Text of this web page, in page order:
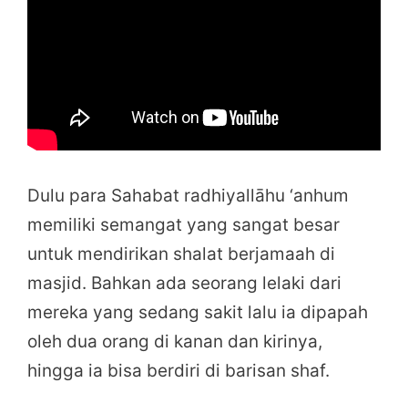
Dulu para Sahabat radhiyallāhu ‘anhum
memiliki semangat yang sangat besar
untuk mendirikan shalat berjamaah di
masjid. Bahkan ada seorang lelaki dari
mereka yang sedang sakit lalu ia dipapah
oleh dua orang di kanan dan kirinya,
hingga ia bisa berdiri di barisan shaf.